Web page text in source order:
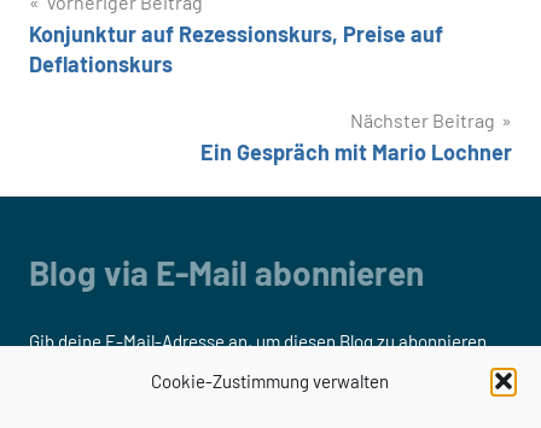
Cookie-Zustimmung verwalten
Konjunktur auf Rezessionskurs, Preise auf
Deflationskurs
Nächster Beitrag
Ein Gespräch mit Mario Lochner
Blog via E-Mail abonnieren
Gib deine E-Mail-Adresse an, um diesen Blog zu abonnieren
und Benachrichtigungen über neue Beiträge via E-Mail zu